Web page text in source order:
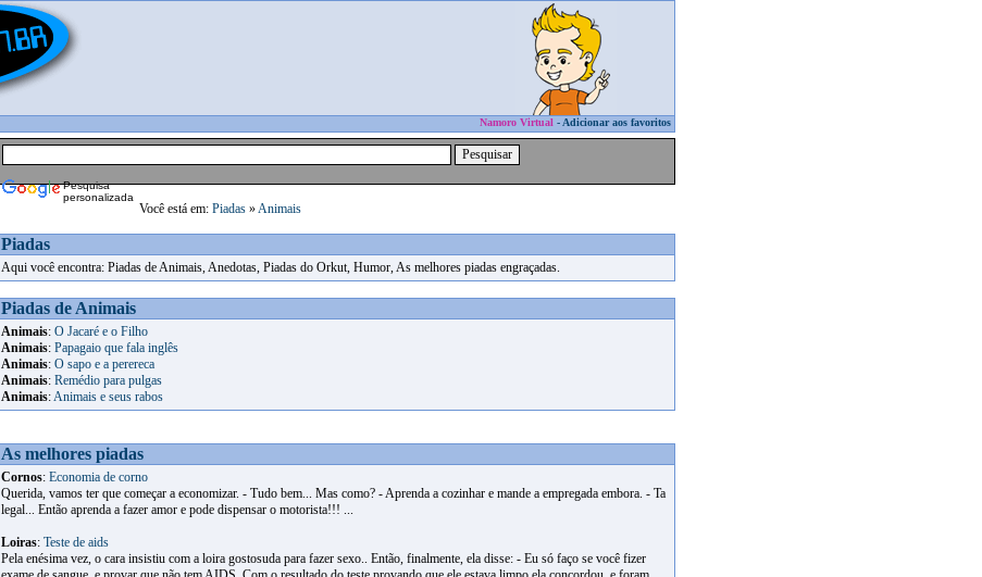
Namoro Virtual - Adicionar aos favoritos
Pesquisa
personalizada
Você está em: Piadas »Animais
Piadas
Aqui você encontra: Piadas de Animais, Anedotas, Piadas do Orkut, Humor, As melhores piadas engraçadas.
Piadas de Animais
Animais: O Jacaré e o Filho
Animais: Papagaio que fala inglês
Animais: O sapo e a perereca
Animais: Remédio para pulgas
Animais:Animais e seus rabos
As melhores piadas
Cornos: Economia de corno
Querida, vamos ter que começar a economizar. - Tudo bem... Mas como? - Aprenda a cozinhar e mande a empregada embora. - Ta
legal... Então aprenda a fazer amor e pode dispensar o motorista!!! ...
Loiras: Teste de aids
Pela enésima vez, o cara insistiu com a loira gostosuda para fazer sexo.. Então, finalmente, ela disse: - Eu só faço se você fizer